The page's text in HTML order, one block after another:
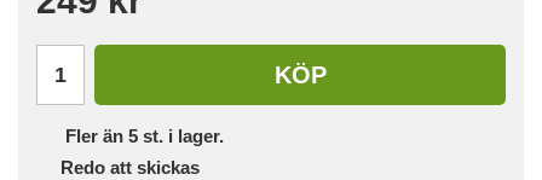
KÖP
Fler än 5 st. i lager.
Redo att skickas